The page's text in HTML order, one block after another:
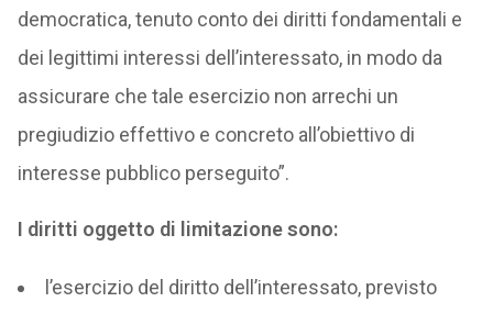
democratica, tenuto conto dei diritti fondamentali e
dei legittimi interessi dell’interessato, in modo da
assicurare che tale esercizio non arrechi un
pregiudizio effettivo e concreto all’obiettivo di
interesse pubblico perseguito”.
I diritti oggetto di limitazione sono:
l’esercizio del diritto dell’interessato, previsto